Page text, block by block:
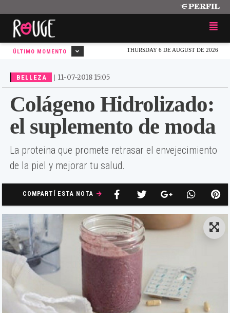
THURSDAY 6 DE AUGUST DE 2026
ÚLTIMO MOMENTO
BELLEZA | 11-07-2018 15:05
Colágeno Hidrolizado:
el suplemento de moda
La proteina que promete retrasar el envejecimiento
de la piel y mejorar tu salud.
COMPARTÍ ESTA NOTA